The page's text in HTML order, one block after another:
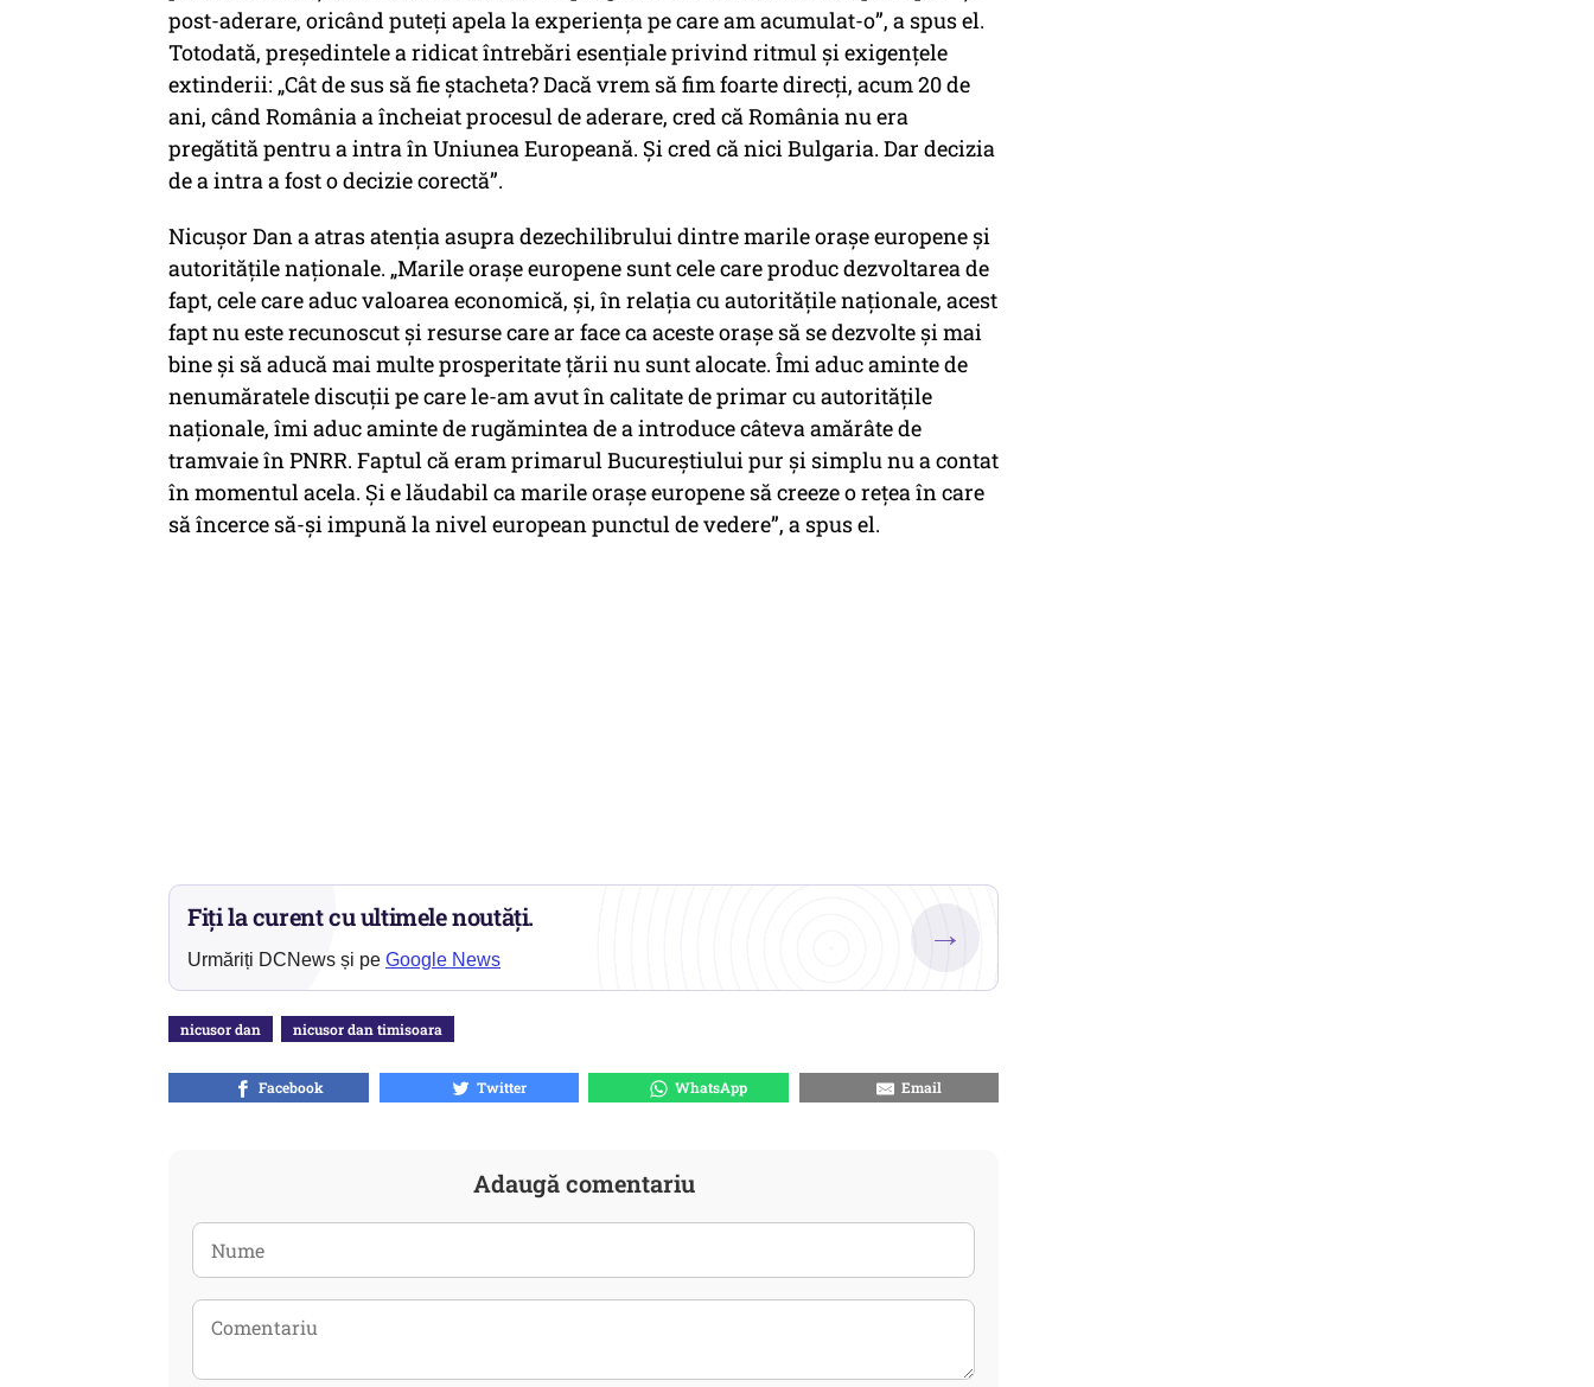
post-aderare, oricând puteți apela la experiența pe care am acumulat-o”, a spus el.
Totodată, președintele a ridicat întrebări esențiale privind ritmul și exigențele
extinderii: „Cât de sus să fie ștacheta? Dacă vrem să fim foarte direcți, acum 20 de
ani, când România a încheiat procesul de aderare, cred că România nu era
pregătită pentru a intra în Uniunea Europeană. Și cred că nici Bulgaria. Dar decizia
de a intra a fost o decizie corectă”.
Nicușor Dan a atras atenția asupra dezechilibrului dintre marile orașe europene și
autoritățile naționale. „Marile orașe europene sunt cele care produc dezvoltarea de
fapt, cele care aduc valoarea economică, și, în relația cu autoritățile naționale, acest
fapt nu este recunoscut și resurse care ar face ca aceste orașe să se dezvolte și mai
bine și să aducă mai multe prosperitate țării nu sunt alocate. Îmi aduc aminte de
nenumăratele discuții pe care le-am avut în calitate de primar cu autoritățile
naționale, îmi aduc aminte de rugămintea de a introduce câteva amărâte de
tramvaie în PNRR. Faptul că eram primarul Bucureștiului pur și simplu nu a contat
în momentul acela. Și e lăudabil ca marile orașe europene să creeze o rețea în care
să încerce să-și impună la nivel european punctul de vedere”, a spus el.
Fiți la curent cu ultimele noutăți.
Urmăriți DCNews și pe Google News
→
nicusor dan nicusor dan timisoara
Facebook Twitter WhatsApp Email
Adaugă comentariu